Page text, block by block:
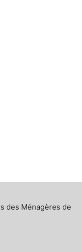
des Ménagères de